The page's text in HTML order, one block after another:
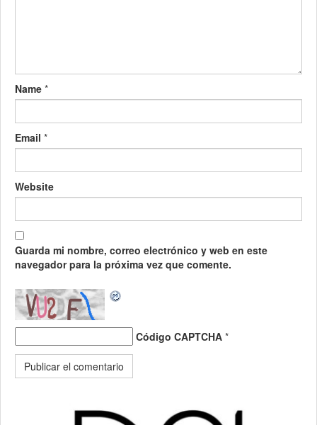
Name *
Email *
Website
Guarda mi nombre, correo electrónico y web en este
navegador para la próxima vez que comente.
Código CAPTCHA *